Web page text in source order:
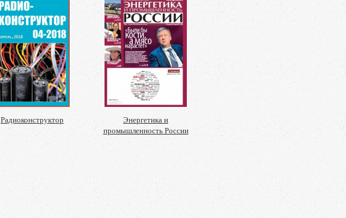
Радиоконструктор
Энергетика и
промышленность России